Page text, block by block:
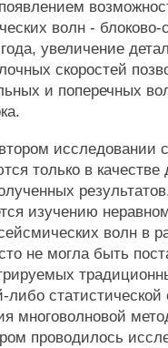
волн -
увеличение
скоростей
и поперечных
исследовании
только в
изучению
волн в
не могла быть
либо
многоволновой
проводилось